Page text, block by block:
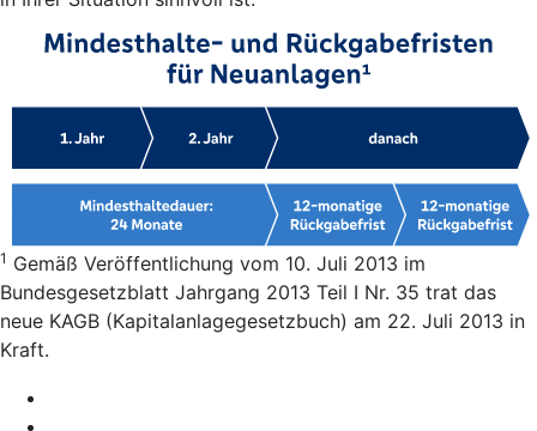
1 Gemäß Veröffentlichung vom 10. Juli 2013 im
Bundesgesetzblatt Jahrgang 2013 Teil I Nr. 35 trat das
neue KAGB (Kapitalanlagegesetzbuch) am 22. Juli 2013 in
Kraft.